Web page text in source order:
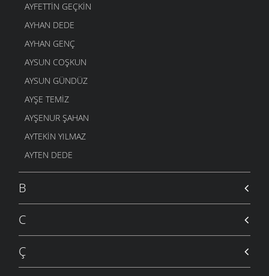
AYFETTIN GEÇKIN
AYHAN DEDE
AYHAN GENÇ
AYSUN COŞKUN
AYSUN GÜNDÜZ
AYŞE TEMIZ
AYŞENUR ŞAHAN
AYTEKIN YILMAZ
AYTEN DEDE
B
C
Ç